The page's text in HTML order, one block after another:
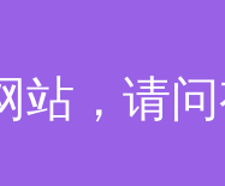
站，请